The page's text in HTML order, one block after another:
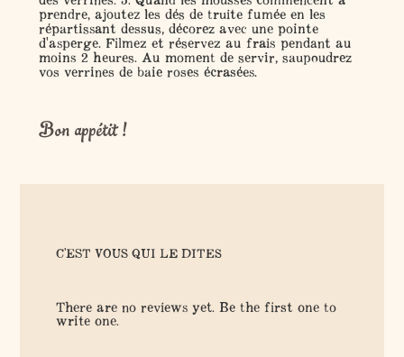
prendre, ajoutez les dés de truite fumée en les
répartissant dessus, décorez avec une pointe
d'asperge. Filmez et réservez au frais pendant au
moins 2 heures. Au moment de servir, saupoudrez
vos verrines de baie roses écrasées.
Bon appétit !
C'EST VOUS QUI LE DITES
There are no reviews yet. Be the first one to
write one.